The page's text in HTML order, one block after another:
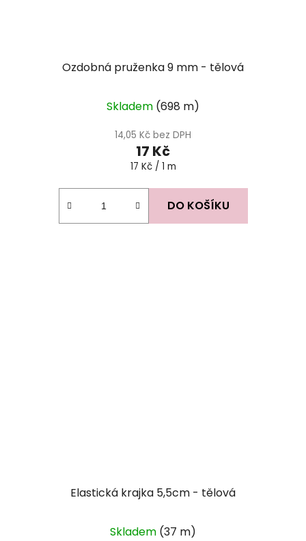
Ozdobná pruženka 9 mm - tělová
hodnocení
produktu
je
5,0
z
hvězdiček.
Skladem (698 m)
14,05 Kč bez DPH
17 Kč
Měrná
17 Kč / 1 m
DO KOŠÍKU
Elastická krajka 5,5cm - tělová
Skladem (37 m)